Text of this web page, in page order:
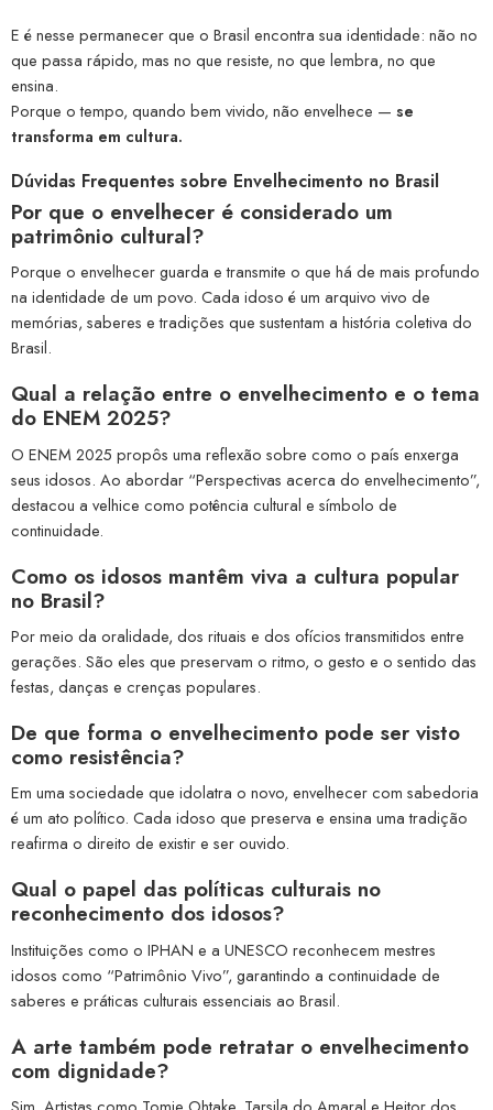
E é nesse permanecer que o Brasil encontra sua identidade: não no
que passa rápido, mas no que resiste, no que lembra, no que
ensina.
Porque o tempo, quando bem vivido, não envelhece — se
transforma em cultura.
Dúvidas Frequentes sobre Envelhecimento no Brasil
Por que o envelhecer é considerado um
patrimônio cultural?
Porque o envelhecer guarda e transmite o que há de mais profundo
na identidade de um povo. Cada idoso é um arquivo vivo de
memórias, saberes e tradições que sustentam a história coletiva do
Brasil.
Qual a relação entre o envelhecimento e o tema
do ENEM 2025?
O ENEM 2025 propôs uma reflexão sobre como o país enxerga
seus idosos. Ao abordar “Perspectivas acerca do envelhecimento”,
destacou a velhice como potência cultural e símbolo de
continuidade.
Como os idosos mantêm viva a cultura popular
no Brasil?
Por meio da oralidade, dos rituais e dos ofícios transmitidos entre
gerações. São eles que preservam o ritmo, o gesto e o sentido das
festas, danças e crenças populares.
De que forma o envelhecimento pode ser visto
como resistência?
Em uma sociedade que idolatra o novo, envelhecer com sabedoria
é um ato político. Cada idoso que preserva e ensina uma tradição
reafirma o direito de existir e ser ouvido.
Qual o papel das políticas culturais no
reconhecimento dos idosos?
Instituições como o IPHAN e a UNESCO reconhecem mestres
idosos como “Patrimônio Vivo”, garantindo a continuidade de
saberes e práticas culturais essenciais ao Brasil.
A arte também pode retratar o envelhecimento
com dignidade?